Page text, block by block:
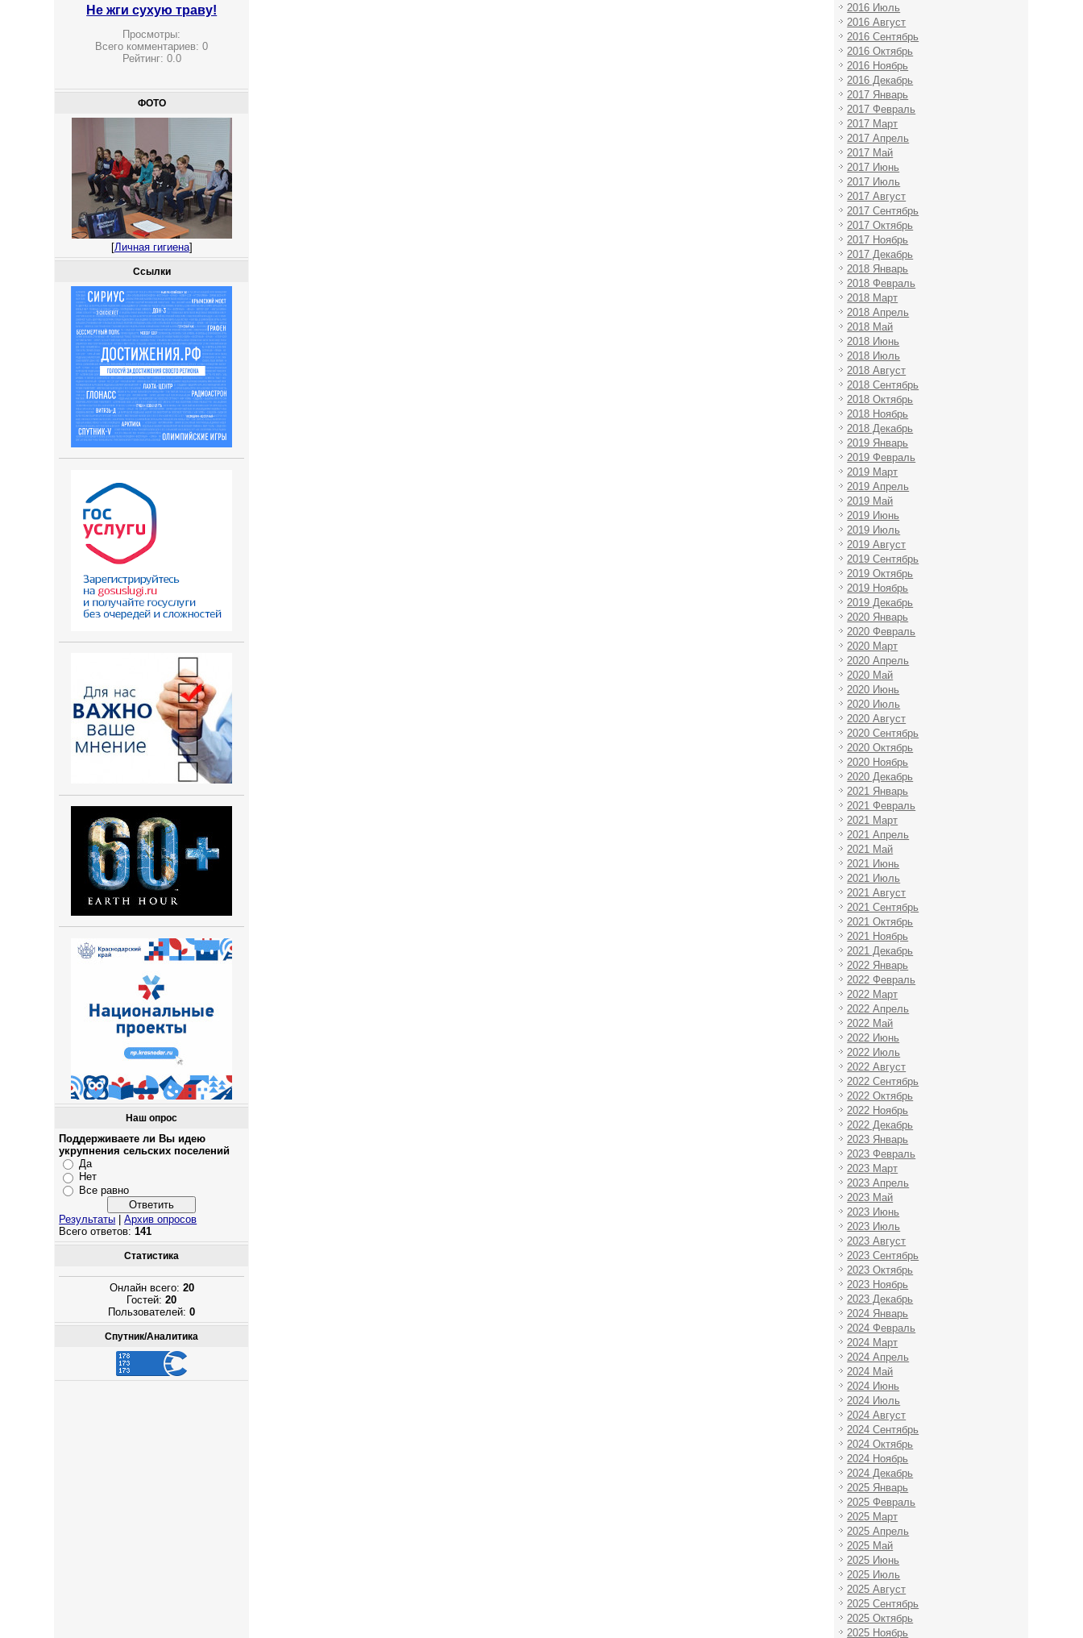
Не жги сухую траву!
Просмотры:
Всего комментариев:0
Рейтинг: 0.0
ФОТО
[Личная гигиена]
Ссылки
Наш опрос
Поддерживаете ли Вы идею
укрупнения сельских поселений
Да
Нет
Все равно
Результаты |Архив опросов
Всего ответов:141
Статистика
Онлайн всего: 20
Гостей:20
Пользователей:0
Спутник/Аналитика
2016 Июль
2016 Август
2016 Сентябрь
2016 Октябрь
2016 Ноябрь
2016 Декабрь
2017 Январь
2017 Февраль
2017 Март
2017 Апрель
2017 Май
2017 Июнь
2017 Июль
2017 Август
2017 Сентябрь
2017 Октябрь
2017 Ноябрь
2017 Декабрь
2018 Январь
2018 Февраль
2018 Март
2018 Апрель
2018 Май
2018 Июнь
2018 Июль
2018 Август
2018 Сентябрь
2018 Октябрь
2018 Ноябрь
2018 Декабрь
2019 Январь
2019 Февраль
2019 Март
2019 Апрель
2019 Май
2019 Июнь
2019 Июль
2019 Август
2019 Сентябрь
2019 Октябрь
2019 Ноябрь
2019 Декабрь
2020 Январь
2020 Февраль
2020 Март
2020 Апрель
2020 Май
2020 Июнь
2020 Июль
2020 Август
2020 Сентябрь
2020 Октябрь
2020 Ноябрь
2020 Декабрь
2021 Январь
2021 Февраль
2021 Март
2021 Апрель
2021 Май
2021 Июнь
2021 Июль
2021 Август
2021 Сентябрь
2021 Октябрь
2021 Ноябрь
2021 Декабрь
2022 Январь
2022 Февраль
2022 Март
2022 Апрель
2022 Май
2022 Июнь
2022 Июль
2022 Август
2022 Сентябрь
2022 Октябрь
2022 Ноябрь
2022 Декабрь
2023 Январь
2023 Февраль
2023 Март
2023 Апрель
2023 Май
2023 Июнь
2023 Июль
2023 Август
2023 Сентябрь
2023 Октябрь
2023 Ноябрь
2023 Декабрь
2024 Январь
2024 Февраль
2024 Март
2024 Апрель
2024 Май
2024 Июнь
2024 Июль
2024 Август
2024 Сентябрь
2024 Октябрь
2024 Ноябрь
2024 Декабрь
2025 Январь
2025 Февраль
2025 Март
2025 Апрель
2025 Май
2025 Июнь
2025 Июль
2025 Август
2025 Сентябрь
2025 Октябрь
2025 Ноябрь